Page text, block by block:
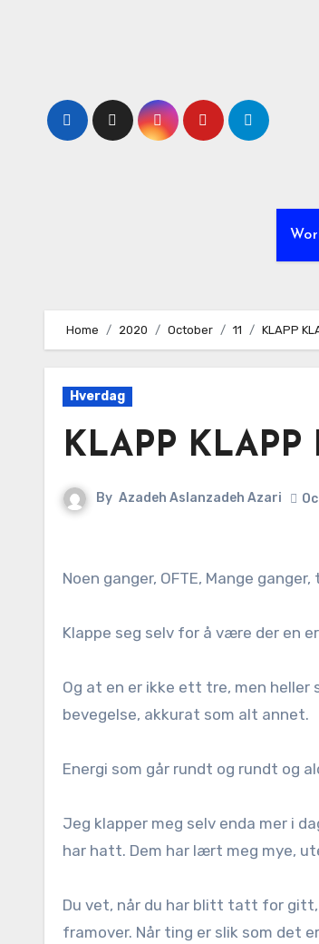
Home 2020 October 11 KLAPP
Hverdag
KLAPP KLAPP
By Azadeh Aslanzadeh Azari
Noen ganger, OFTE, Mange
Klappe seg selv for å være der en
Og at en er ikke ett tre, men
bevegelse, akkurat som alt annet.
Energi som går rundt og rundt og
Jeg klapper meg selv enda mer i
har hatt. Dem har lært meg mye,
Du vet, når du har blitt tatt for gitt,
framover. Når ting er slik som det